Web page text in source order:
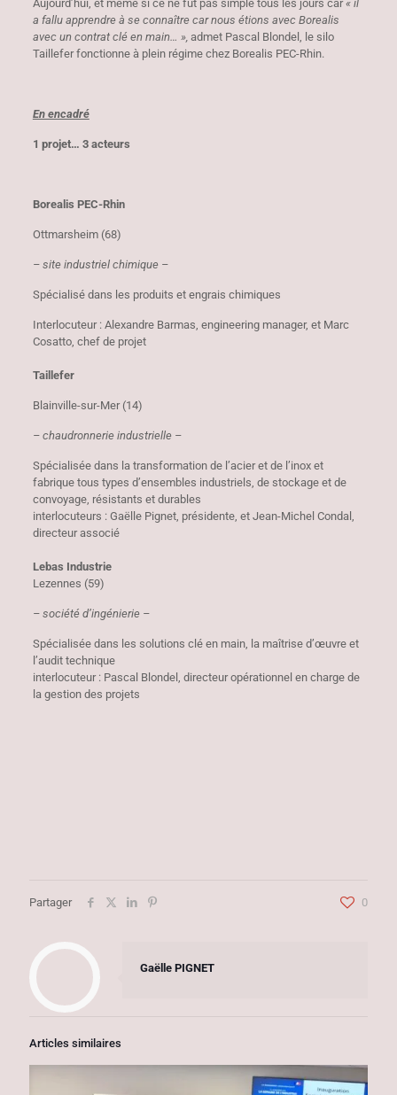
Aujourd’hui, et même si ce ne fut pas simple tous les jours car« il
a fallu apprendre à se connaître car nous étions avec Borealis
avec un contrat clé en main… », admet Pascal Blondel, le silo
Taillefer fonctionne à plein régime chez Borealis PEC-Rhin.
En encadré
1 projet… 3 acteurs
Borealis PEC-Rhin
Ottmarsheim (68)
– site industriel chimique –
Spécialisé dans les produits et engrais chimiques
Interlocuteur : Alexandre Barmas, engineering manager, et Marc
Cosatto, chef de projet
Taillefer
Blainville-sur-Mer (14)
– chaudronnerie industrielle –
Spécialisée dans la transformation de l’acier et de l’inox et
fabrique tous types d’ensembles industriels, de stockage et de
convoyage, résistants et durables
interlocuteurs : Gaëlle Pignet, présidente, et Jean-Michel Condal,
directeur associé
Lebas Industrie
Lezennes (59)
– société d’ingénierie –
Spécialisée dans les solutions clé en main, la maîtrise d’œuvre et
l’audit technique
interlocuteur : Pascal Blondel, directeur opérationnel en charge de
la gestion des projets
Partager 0
Gaëlle PIGNET
Articles similaires